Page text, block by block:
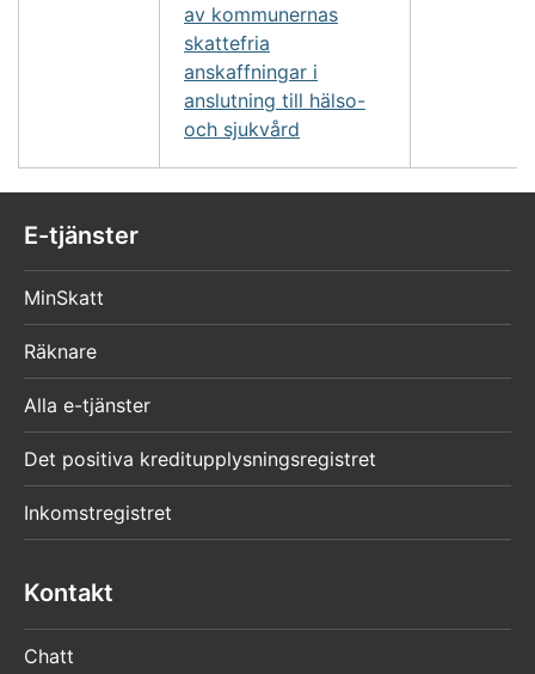
av kommunernas
skattefria
anskaffningar i
anslutning till hälso-
och sjukvård
E-tjänster
MinSkatt
Räknare
Alla e-tjänster
Det positiva kreditupplysningsregistret
Inkomstregistret
Kontakt
Chatt